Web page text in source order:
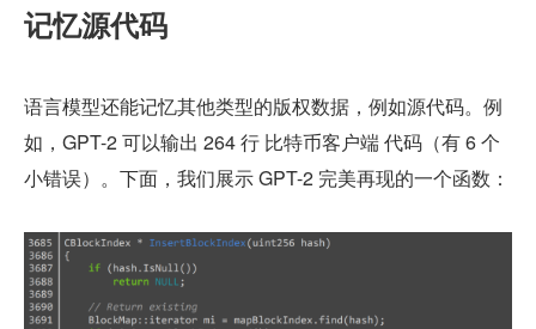
记忆源代码
语言模型还能记忆其他类型的版权数据，例如源代码。例
如，GPT-2 可以输出 264 行 比特币客户端 代码（有 6 个
小错误）。下面，我们展示 GPT-2 完美再现的一个函数：